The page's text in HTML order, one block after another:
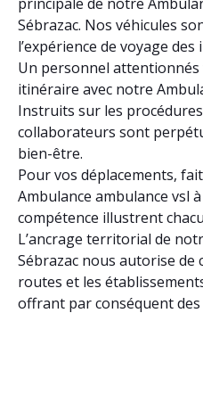
Sébrazac. Nos véhicules
l’expérience de voyage
Un personnel
itinéraire avec notre
Instruits sur les procédures
collaborateurs sont
bien-être.
Pour vos déplacements,
Ambulance ambulance vsl
compétence illustrent
L’ancrage territorial de
Sébrazac nous autorise
routes et les
offrant par conséquent des